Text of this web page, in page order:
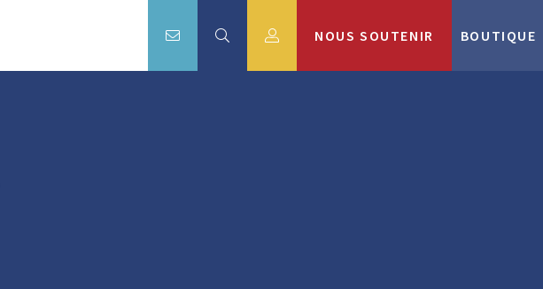
NOUS SOUTENIR BOUTIQUE